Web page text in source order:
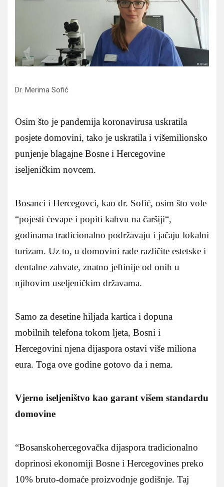
Dr. Merima Sofić
Osim što je pandemija koronavirusa uskratila
posjete domovini, tako je uskratila i višemilionsko
punjenje blagajne Bosne i Hercegovine
iseljeničkim novcem.
Bosanci i Hercegovci, kao dr. Sofić, osim što vole
“pojesti ćevape i popiti kahvu na čaršiji“,
godinama tradicionalno podržavaju i jačaju lokalni
turizam. Uz to, u domovini rade različite estetske i
dentalne zahvate, znatno jeftinije od onih u
njihovim useljeničkim državama.
Samo za desetine hiljada kartica i dopuna
mobilnih telefona tokom ljeta, Bosni i
Hercegovini njena dijaspora ostavi više miliona
eura. Toga ove godine gotovo da i nema.
Vjerno iseljeništvo kao garant višem standardu
domovine
“Bosanskohercegovačka dijaspora tradicionalno
doprinosi ekonomiji Bosne i Hercegovines preko
10% bruto-domaće proizvodnje godišnje. Taj